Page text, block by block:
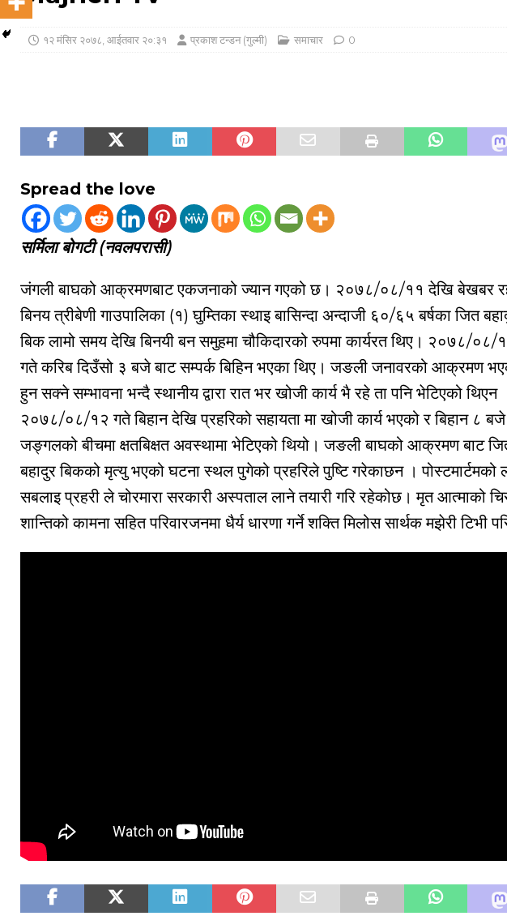
१२ मंसिर २०७८, आईतवार २०:३१ प्रकाश टन्डन (गुल्मी) समाचार 0
Spread the love
सर्मिला बोगटी (नवलपरासी)
जंगली बाघको आक्रमणबाट एकजनाको ज्यान गएको छ। २०७८/०८/११ देखि बेखबर
बिनय त्रीबेणी गाउपालिका (१) घुम्तिका स्थाइ बासिन्दा अन्दाजी ६०/६५ बर्षका जित
बिक लामो समय देखि बिनयी बन समुहमा चौकिदारको रुपमा कार्यरत थिए। २०७८/०८/
गते करिब दिउँसो ३ बजे बाट सम्पर्क बिहिन भएका थिए। जङली जनावरको आक्रमण
हुन सक्ने सम्भावना भन्दै स्थानीय द्वारा रात भर खोजी कार्य भै रहे ता पनि भेटिएको थिएन
२०७८/०८/१२ गते बिहान देखि प्रहरिको सहायता मा खोजी कार्य भएको र बिहान ८
जङ्गलको बीचमा क्षतबिक्षत अवस्थामा भेटिएको थियो। जङली बाघको आक्रमण बाट
बहादुर बिकको मृत्यु भएको घटना स्थल पुगेको प्रहरिले पुष्टि गरेकाछन । पोस्टमार्टमको
सबलाइ प्रहरी ले चोरमारा सरकारी अस्पताल लाने तयारी गरि रहेकोछ। मृत आत्माको
शान्तिको कामना सहित परिवारजनमा धैर्य धारणा गर्ने शक्ति मिलोस सार्थक मझेरी टिभी